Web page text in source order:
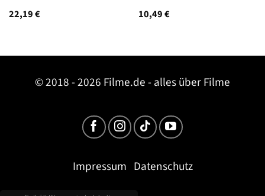
22,19€
10,49€
© 2018 - 2026 Filme.de - alles über Filme
Impressum Datenschutz